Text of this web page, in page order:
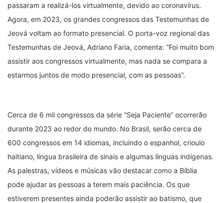
passaram a realizá-los virtualmente, devido ao coronavírus.
Agora, em 2023, os grandes congressos das Testemunhas de
Jeová voltam ao formato presencial. O porta-voz regional das
Testemunhas de Jeová, Adriano Faria, comenta: “Foi muito bom
assistir aos congressos virtualmente, mas nada se compara a
estarmos juntos de modo presencial, com as pessoas”.
Cerca de 6 mil congressos da série “Seja Paciente” ocorrerão
durante 2023 ao redor do mundo. No Brasil, serão cerca de
600 congressos em 14 idiomas, incluindo o espanhol, crioulo
haitiano, língua brasileira de sinais e algumas línguas indígenas.
As palestras, vídeos e músicas vão destacar como a Bíblia
pode ajudar as pessoas a terem mais paciência. Os que
estiverem presentes ainda poderão assistir ao batismo, que